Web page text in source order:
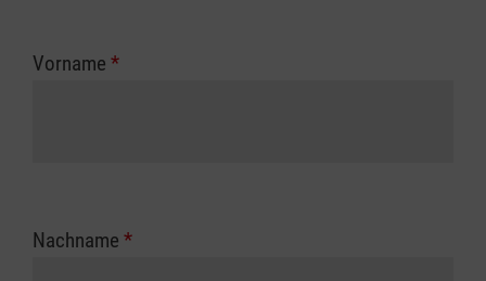
Vorname *
Nachname *